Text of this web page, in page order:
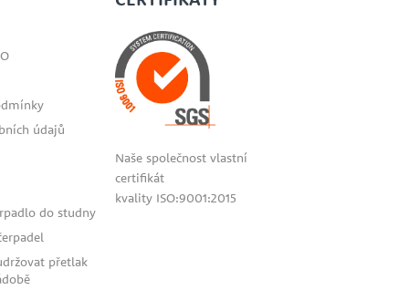
údajů
do studny
přetlak
Naše společnost vlastní
certifikát
kvality ISO:9001:2015